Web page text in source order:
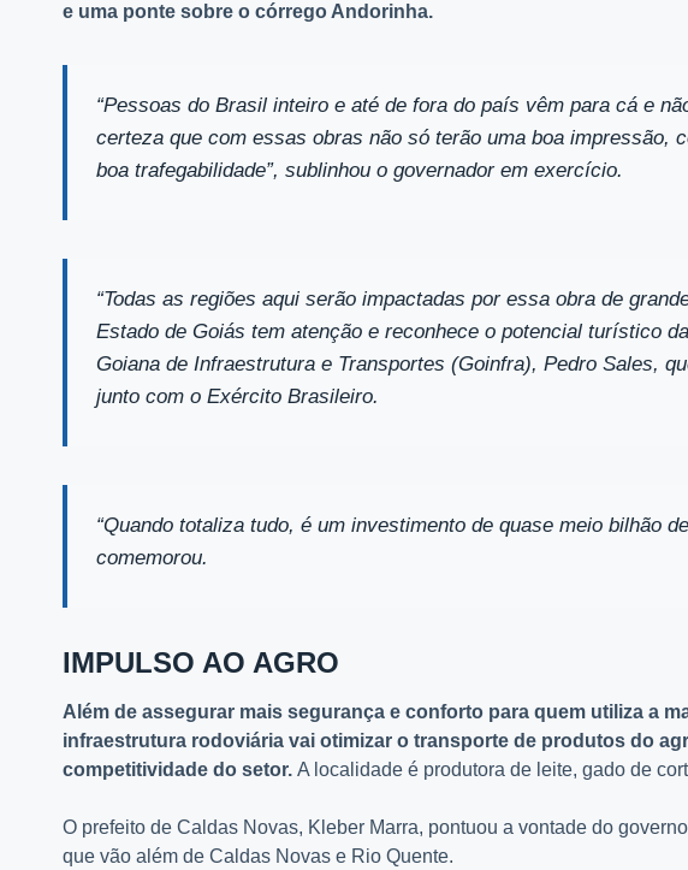
e uma ponte sobre o córrego Andorinha.
“Pessoas do Brasil inteiro e até de fora do país vêm para cá e
certeza que com essas obras não só terão uma boa impressão,
boa trafegabilidade”, sublinhou o governador em exercício.
“Todas as regiões aqui serão impactadas por essa obra de
Estado de Goiás tem atenção e reconhece o potencial turístico
Goiana de Infraestrutura e Transportes (Goinfra), Pedro Sales,
junto com o Exército Brasileiro.
“Quando totaliza tudo, é um investimento de quase meio bilhão
comemorou.
IMPULSO AO AGRO
Além de assegurar mais segurança e conforto para quem utiliza a
infraestrutura rodoviária vai otimizar o transporte de produtos do
competitividade do setor. A localidade é produtora de leite, gado de
O prefeito de Caldas Novas, Kleber Marra, pontuou a vontade do
que vão além de Caldas Novas e Rio Quente.